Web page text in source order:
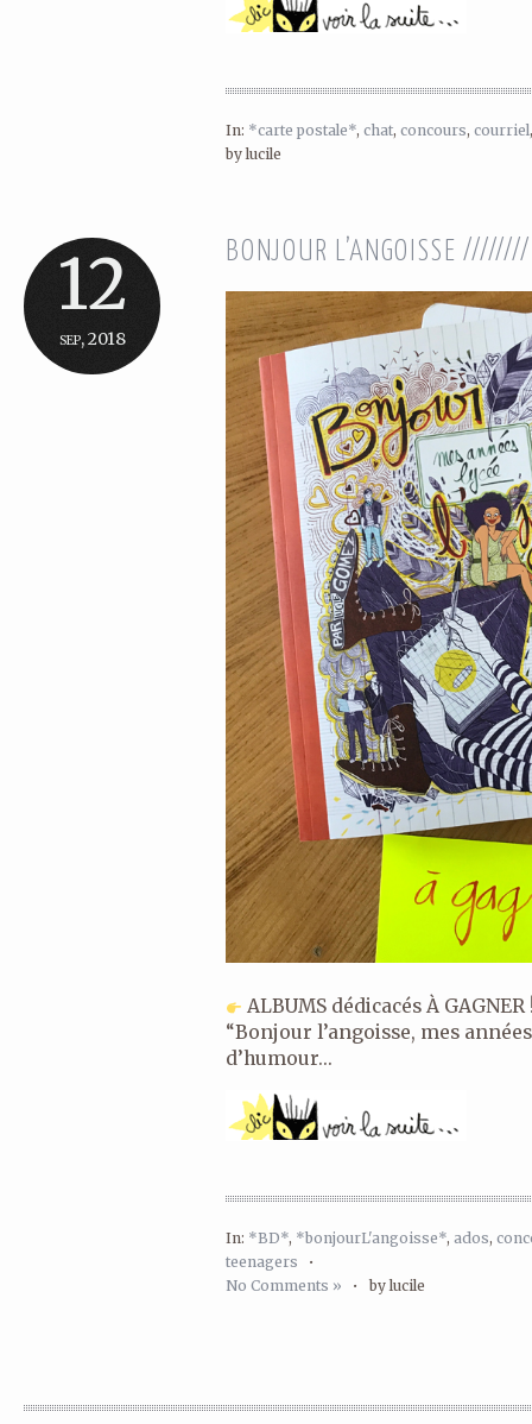
In: *carte postale*, chat, concours, courriel
by lucile
12
sep, 2018
BONJOUR L’ANGOISSE ////////
ALBUMS dédicacés À GAGNER
“Bonjour l’angoisse, mes
d’humour...
In: *BD*, *bonjourL'angoisse*, ados,
teenagers •
No Comments » •by lucile